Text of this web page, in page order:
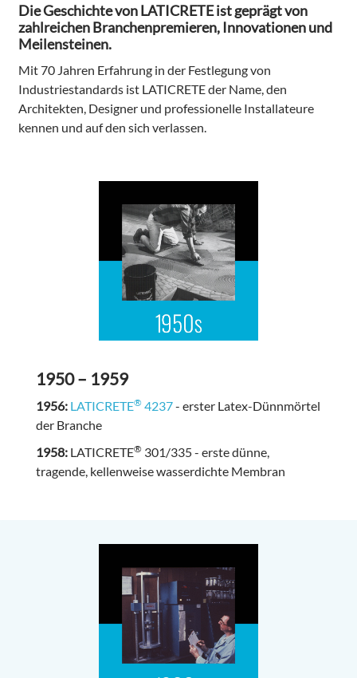
Die Geschichte von LATICRETE ist geprägt von
zahlreichen Branchenpremieren, Innovationen und
Meilensteinen.
Mit 70 Jahren Erfahrung in der Festlegung von
Industriestandards ist LATICRETE der Name, den
Architekten, Designer und professionelle Installateure
kennen und auf den sich verlassen.
1950 – 1959
1956: LATICRETE® 4237- erster Latex-Dünnmörtel
der Branche
1958:LATICRETE® 301/335 - erste dünne,
tragende, kellenweise wasserdichte Membran